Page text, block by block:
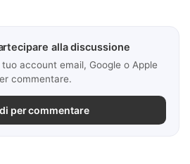
alla discussione
account email, Google o Apple
commentare.
per commentare